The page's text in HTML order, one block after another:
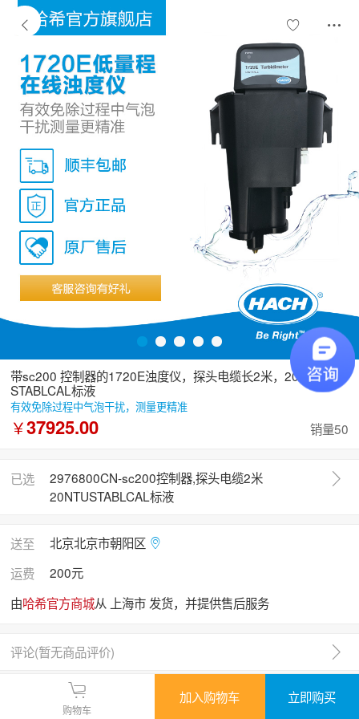
带sc200 控制器的1720E浊度仪，探头电缆长2米，20NTU的
STABLCAL标液
有效免除过程中气泡干扰，测量更精准
销量50
￥37925.00
已选
2976800CN-sc200控制器,探头电缆2米
20NTUSTABLCAL标液
送至
北京北京市朝阳区
运费
200元
由哈希官方商城从 上海市 发货，并提供售后服务
评论(暂无商品评价)
商品介绍 立即购买
加入购物车
购物车